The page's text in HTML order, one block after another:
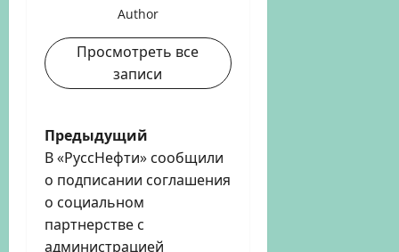
Author
Просмотреть все
записи
Н
а
в
Предыдущий
В «РуссНефти» сообщили
о подписании соглашения
о социальном
партнерстве с
администрацией